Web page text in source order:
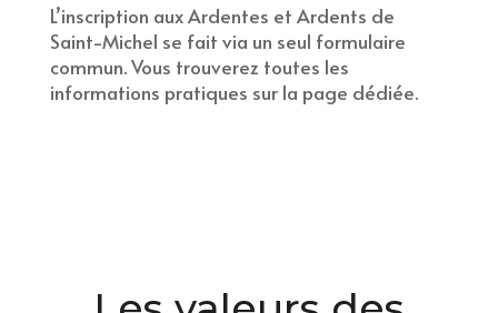
L’inscription aux Ardentes et Ardents de
Saint-Michel se fait via un seul formulaire
commun. Vous trouverez toutes les
informations pratiques sur la page dédiée.